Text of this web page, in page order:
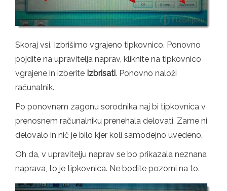
Skoraj vsi. Izbrišimo vgrajeno tipkovnico. Ponovno
pojdite na upravitelja naprav, kliknite na tipkovnico
vgrajene in izberite Izbrisati. Ponovno naloži
računalnik.
Po ponovnem zagonu sorodnika naj bi tipkovnica v
prenosnem računalniku prenehala delovati. Zame ni
delovalo in nič je bilo kjer koli samodejno uvedeno.
Oh da, v upravitelju naprav se bo prikazala neznana
naprava, to je tipkovnica. Ne bodite pozorni na to.